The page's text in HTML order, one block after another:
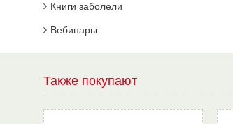
Книги заболели
Вебинары
Также покупают